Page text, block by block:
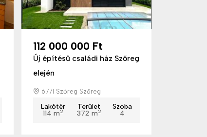
112 000 000 Ft
Új építésű családi ház Szőreg
elején
6771 Szőreg Szőreg
Lakótér
114 m2
Terület
372 m2
Szoba
4